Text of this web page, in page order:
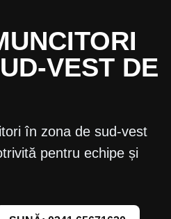
VEST DE
în zona de sud-vest
pentru echipe și